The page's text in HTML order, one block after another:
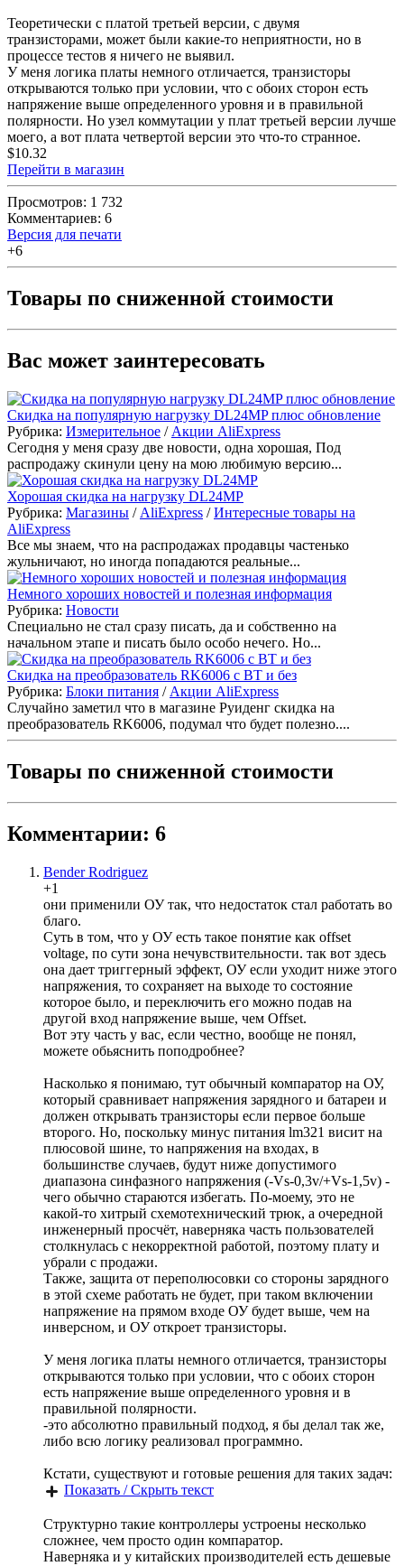
Теоретически с платой третьей версии, с двумя
транзисторами, может были какие-то неприятности, но в
процессе тестов я ничего не выявил.
У меня логика платы немного отличается, транзисторы
открываются только при условии, что с обоих сторон есть
напряжение выше определенного уровня и в правильной
полярности. Но узел коммутации у плат третьей версии лучше
моего, а вот плата четвертой версии это что-то странное.
$10.32
Перейти в магазин
Просмотров: 1 732
Комментариев: 6
Версия для печати
+6
Товары по сниженной стоимости
Вас может заинтересовать
Скидка на популярную нагрузку DL24MP плюс обновление
Рубрика: Измерительное / Акции AliExpress
Сегодня у меня сразу две новости, одна хорошая, Под
распродажу скинули цену на мою любимую версию...
Хорошая скидка на нагрузку DL24MP
Рубрика: Магазины / AliExpress /Интересные товары на
AliExpress
Все мы знаем, что на распродажах продавцы частенько
жульничают, но иногда попадаются реальные...
Немного хороших новостей и полезная информация
Рубрика: Новости
Специально не стал сразу писать, да и собственно на
начальном этапе и писать было особо нечего. Но...
Скидка на преобразователь RK6006 с ВТ и без
Рубрика: Блоки питания / Акции AliExpress
Случайно заметил что в магазине Руиденг скидка на
преобразователь RK6006, подумал что будет полезно....
Товары по сниженной стоимости
Комментарии: 6
Bender Rodriguez
+1
они применили ОУ так, что недостаток стал работать во
благо.
Суть в том, что у ОУ есть такое понятие как offset
voltage, по сути зона нечувствительности. так вот здесь
она дает триггерный эффект, ОУ если уходит ниже этого
напряжения, то сохраняет на выходе то состояние
которое было, и переключить его можно подав на
другой вход напряжение выше, чем Offset.
Вот эту часть у вас, если честно, вообще не понял,
можете обьяснить поподробнее?
Насколько я понимаю, тут обычный компаратор на ОУ,
который сравнивает напряжения зарядного и батареи и
должен открывать транзисторы если первое больше
второго. Но, поскольку минус питания lm321 висит на
плюсовой шине, то напряжения на входах, в
большинстве случаев, будут ниже допустимого
диапазона синфазного напряжения (-Vs-0,3v/+Vs-1,5v) -
чего обычно стараются избегать. По-моему, это не
какой-то хитрый схемотехнический трюк, а очередной
инженерный просчёт, наверняка часть пользователей
столкнулась с некорректной работой, поэтому плату и
убрали с продажи.
Также, защита от переполюсовки со стороны зарядного
в этой схеме работать не будет, при таком включении
напряжение на прямом входе ОУ будет выше, чем на
инверсном, и ОУ откроет транзисторы.
У меня логика платы немного отличается, транзисторы
открываются только при условии, что с обоих сторон
есть напряжение выше определенного уровня и в
правильной полярности.
-это абсолютно правильный подход, я бы делал так же,
либо всю логику реализовал программно.
Кстати, существуют и готовые решения для таких задач:
Показать / Скрыть текст
Структурно такие контроллеры устроены несколько
сложнее, чем просто один компаратор.
Наверняка и у китайских производителей есть дешевые